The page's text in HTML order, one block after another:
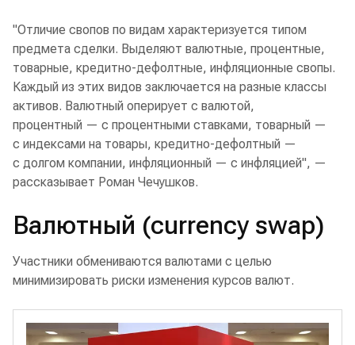
"Отличие свопов по видам характеризуется типом
предмета сделки. Выделяют валютные, процентные,
товарные, кредитно-дефолтные, инфляционные свопы.
Каждый из этих видов заключается на разные классы
активов. Валютный оперирует с валютой,
процентный — с процентными ставками, товарный —
с индексами на товары, кредитно-дефолтный —
с долгом компании, инфляционный — с инфляцией", —
рассказывает Роман Чечушков.
Валютный (currency swap)
Участники обмениваются валютами с целью
минимизировать риски изменения курсов валют.